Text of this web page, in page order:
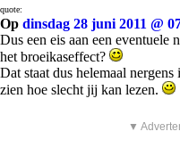
quote:
Op dinsdag 28 juni 2011 @
Dus een eis aan een eventuele
het broeikaseffect?
Dat staat dus helemaal
zien hoe slecht jij kan lezen.
▼